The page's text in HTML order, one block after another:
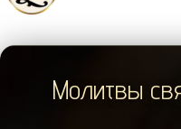
Молитвы